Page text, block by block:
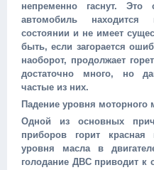
непременно гаснут. Это
автомобиль находится
состоянии и не имеет
быть, если загорается
наоборот, продолжает
достаточно много, но
частые из них.
Падение уровня моторного
Одной из основных
приборов горит красная
уровня масла в
голодание ДВС приводит к